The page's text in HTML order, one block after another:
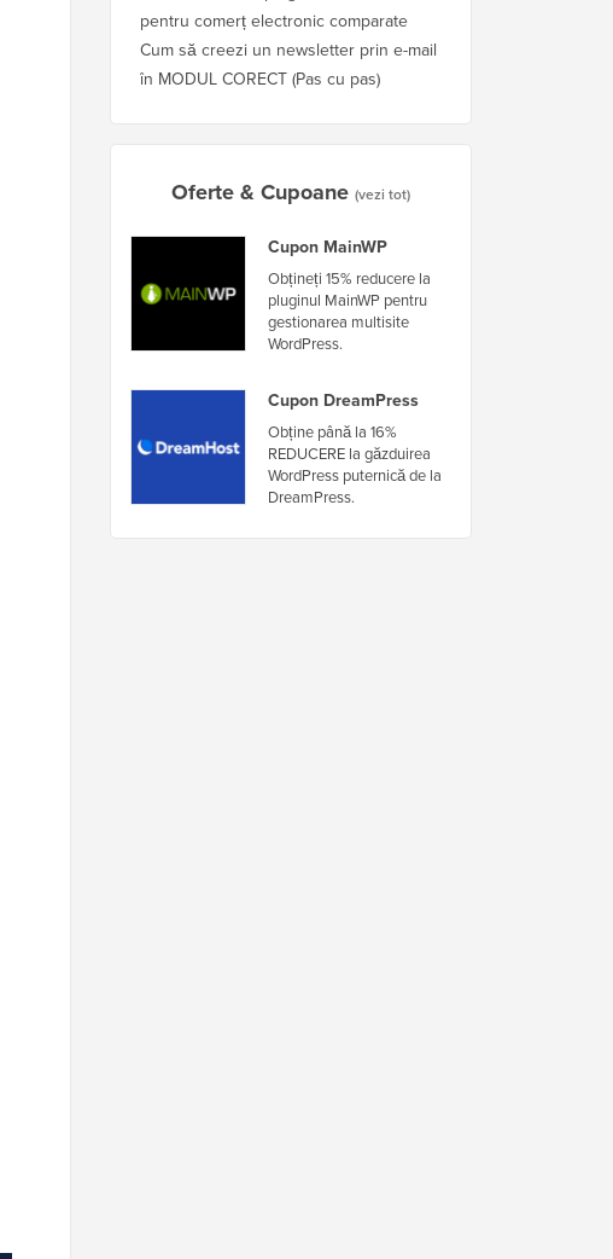
pentru comerț electronic comparate
Cum să creezi un newsletter prin e-mail
în MODUL CORECT (Pas cu pas)
Oferte & Cupoane (vezi tot)
Cupon MainWP
Obțineți 15% reducere la
pluginul MainWP pentru
gestionarea multisite
WordPress.
Cupon DreamPress
Obține până la 16%
REDUCERE la găzduirea
WordPress puternică de la
DreamPress.